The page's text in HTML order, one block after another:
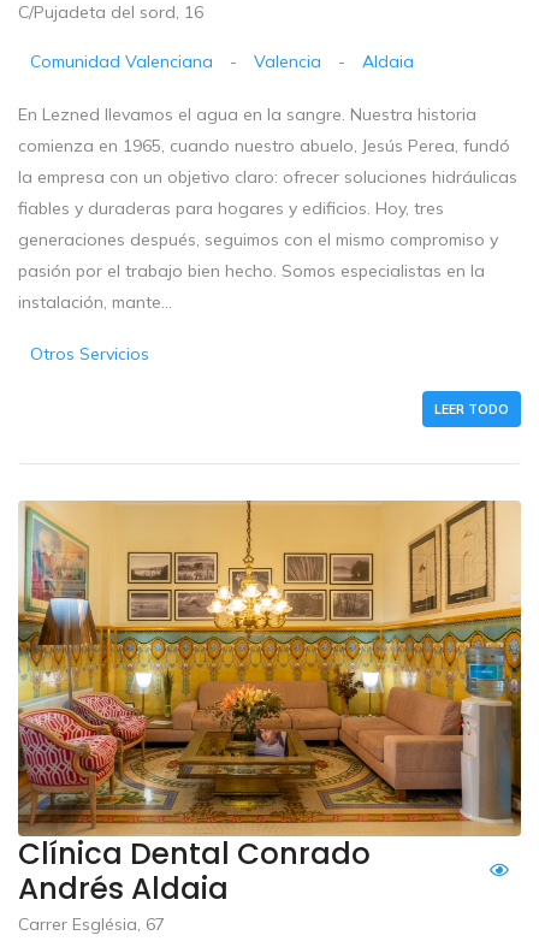
C/Pujadeta del sord, 16
Comunidad Valenciana - Valencia - Aldaia
En Lezned llevamos el agua en la sangre. Nuestra historia
comienza en 1965, cuando nuestro abuelo, Jesús Perea, fundó
la empresa con un objetivo claro: ofrecer soluciones hidráulicas
fiables y duraderas para hogares y edificios. Hoy, tres
generaciones después, seguimos con el mismo compromiso y
pasión por el trabajo bien hecho. Somos especialistas en la
instalación, mante...
Otros Servicios
LEER TODO
Clínica Dental Conrado
Andrés Aldaia
Carrer Església, 67